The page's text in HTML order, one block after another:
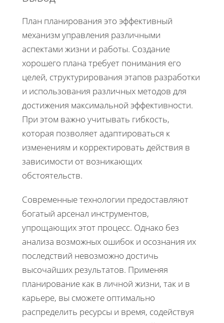
План планирования это эффективный
механизм управления различными
аспектами жизни и работы. Создание
хорошего плана требует понимания его
целей, структурирования этапов разработки
и использования различных методов для
достижения максимальной эффективности.
При этом важно учитывать гибкость,
которая позволяет адаптироваться к
изменениям и корректировать действия в
зависимости от возникающих
обстоятельств.
Современные технологии предоставляют
богатый арсенал инструментов,
упрощающих этот процесс. Однако без
анализа возможных ошибок и осознания их
последствий невозможно достичь
высочайших результатов. Применяя
планирование как в личной жизни, так и в
карьере, вы сможете оптимально
распределить ресурсы и время, содействуя